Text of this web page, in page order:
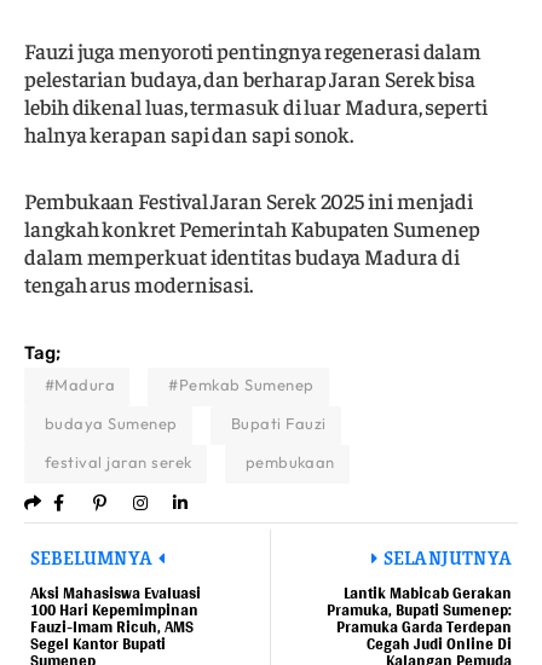
Fauzi juga menyoroti pentingnya regenerasi dalam
pelestarian budaya, dan berharap Jaran Serek bisa
lebih dikenal luas, termasuk di luar Madura, seperti
halnya kerapan sapi dan sapi sonok.
Pembukaan Festival Jaran Serek 2025 ini menjadi
langkah konkret Pemerintah Kabupaten Sumenep
dalam memperkuat identitas budaya Madura di
tengah arus modernisasi.
Tag;
#Madura
#Pemkab Sumenep
budaya Sumenep
Bupati Fauzi
festival jaran serek
pembukaan
SEBELUMNYA
Aksi Mahasiswa Evaluasi
100 Hari Kepemimpinan
Fauzi-Imam Ricuh, AMS
Segel Kantor Bupati
SELANJUTNYA
Lantik Mabicab Gerakan
Pramuka, Bupati Sumenep:
Pramuka Garda Terdepan
Cegah Judi Online Di